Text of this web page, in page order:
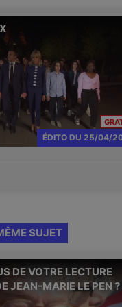
ÉDITO DU 25/04/
SUJET
DE VOTRE LECTURE
JEAN-MARIE LE PEN ?